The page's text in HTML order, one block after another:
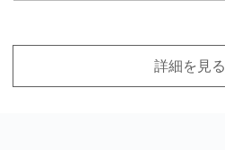
詳細を見る